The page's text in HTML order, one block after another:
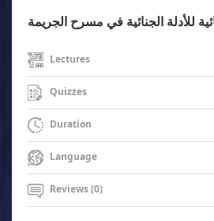
للأدلة الجنائية في مسرح الجريمة
Lectures
Quizzes
Duration
Language
Reviews (0)